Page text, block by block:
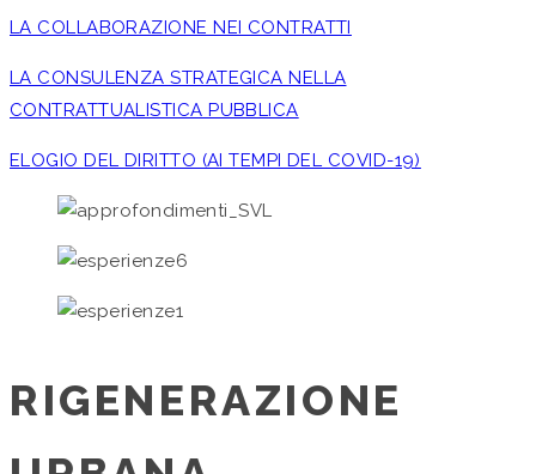
LA COLLABORAZIONE NEI CONTRATTI
LA CONSULENZA STRATEGICA NELLA
CONTRATTUALISTICA PUBBLICA
ELOGIO DEL DIRITTO (AI TEMPI DEL COVID-19)
RIGENERAZIONE